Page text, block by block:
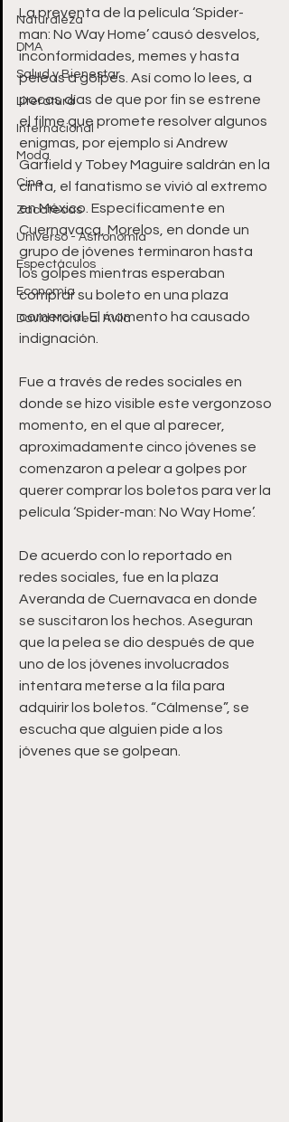
Naturaleza
DMA
Salud y Bienestar
Literatura
Internacional
Moda
Cine
Zacatecas
Universo - Astronomía
Espectáculos
Economía
David Monreal Ávila
La preventa de la película ‘Spider-
man: No Way Home’ causó desvelos,
inconformidades, memes y hasta
peleas a golpes. Así como lo lees, a
pocos días de que por fin se estrene
el filme que promete resolver algunos
enigmas, por ejemplo si Andrew
Garfield y Tobey Maguire saldrán en la
cinta, el fanatismo se vivió al extremo
en México. Específicamente en
Cuernavaca, Morelos, en donde un
grupo de jóvenes terminaron hasta
los golpes mientras esperaban
comprar su boleto en una plaza
comercial. El momento ha causado
indignación.
Fue a través de redes sociales en
donde se hizo visible este vergonzoso
momento, en el que al parecer,
aproximadamente cinco jóvenes se
comenzaron a pelear a golpes por
querer comprar los boletos para ver la
película ‘Spider-man: No Way Home’.
De acuerdo con lo reportado en
redes sociales, fue en la plaza
Averanda de Cuernavaca en donde
se suscitaron los hechos. Aseguran
que la pelea se dio después de que
uno de los jóvenes involucrados
intentara meterse a la fila para
adquirir los boletos. “Cálmense”, se
escucha que alguien pide a los
jóvenes que se golpean.